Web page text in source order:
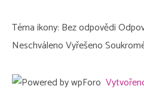
Téma ikony: Bez odpovědi
NeschválenoVyřešeno